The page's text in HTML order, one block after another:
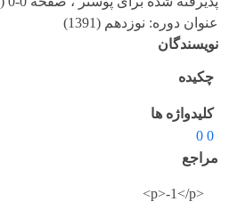
عنوان دوره: نوزدهم (1391)
نویسندگان
چکیده
کلیدواژه ها
0 0
مراجع
<p>-1</p>